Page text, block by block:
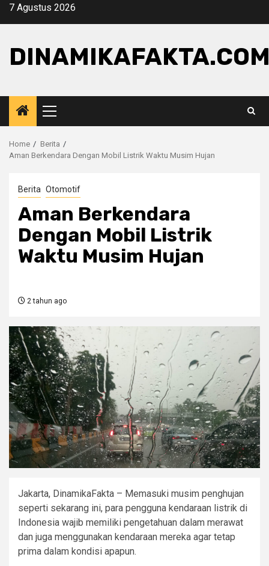
Skip7 Agustus 2026
Primary
Menu
Home
Berita
Aman Berkendara Dengan Mobil Listrik Waktu Musim Hujan
Berita Otomotif
Aman Berkendara
Dengan Mobil Listrik
Waktu Musim Hujan
2 tahun ago
Jakarta, DinamikaFakta – Memasuki musim penghujan
seperti sekarang ini, para pengguna kendaraan listrik di
Indonesia wajib memiliki pengetahuan dalam merawat
dan juga menggunakan kendaraan mereka agar tetap
prima dalam kondisi apapun.